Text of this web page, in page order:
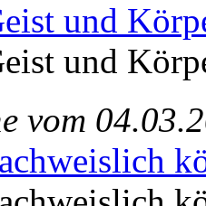
und
und
vom